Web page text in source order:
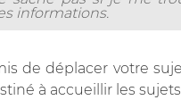
informations.
de déplacer votre
à accueillir les